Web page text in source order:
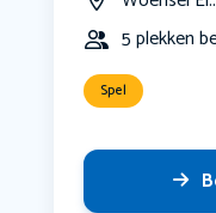
5 plekken
Spel